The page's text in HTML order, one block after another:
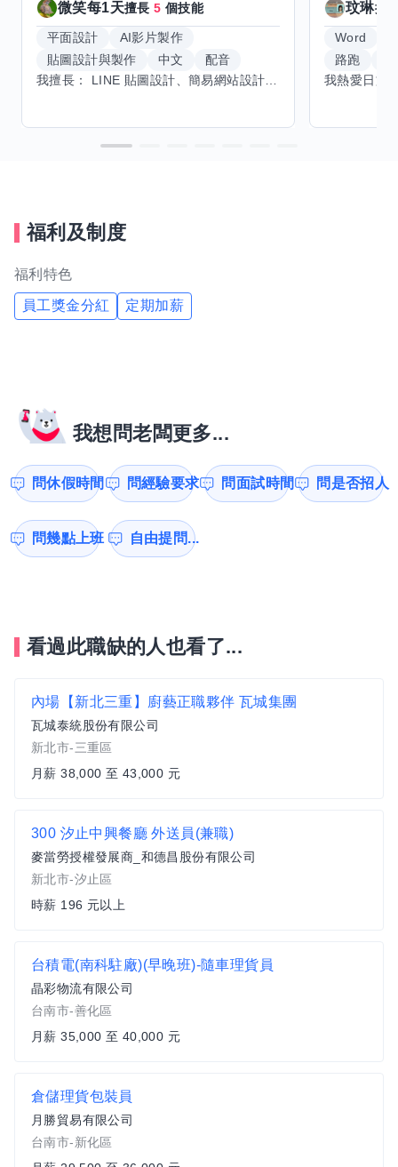
微笑每1天擅長5 個技能
平面設計
AI影片製作
貼圖設計與製作
中文
配音
玟琳擅
Word
路跑
福利及制度
福利特色
員工獎金分紅 定期加薪
我想問老闆更多...
問休假時間 問經驗要求 問面試時間 問是否招人
問幾點上班 自由提問...
看過此職缺的人也看了...
內場【新北三重】廚藝正職夥伴 瓦城集團
瓦城泰統股份有限公司
新北市-三重區
月薪 38,000 至 43,000 元
300 汐止中興餐廳 外送員(兼職)
麥當勞授權發展商_和德昌股份有限公司
新北市-汐止區
時薪 196 元以上
台積電(南科駐廠)(早晚班)-隨車理貨員
晶彩物流有限公司
台南市-善化區
月薪 35,000 至 40,000 元
倉儲理貨包裝員
月勝貿易有限公司
台南市-新化區